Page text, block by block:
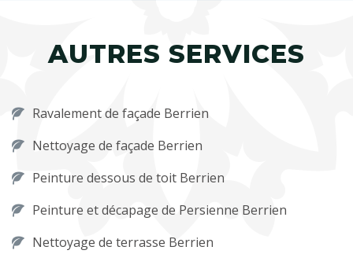
AUTRES SERVICES
Ravalement de façade Berrien
Nettoyage de façade Berrien
Peinture dessous de toit Berrien
Peinture et décapage de Persienne Berrien
Nettoyage de terrasse Berrien